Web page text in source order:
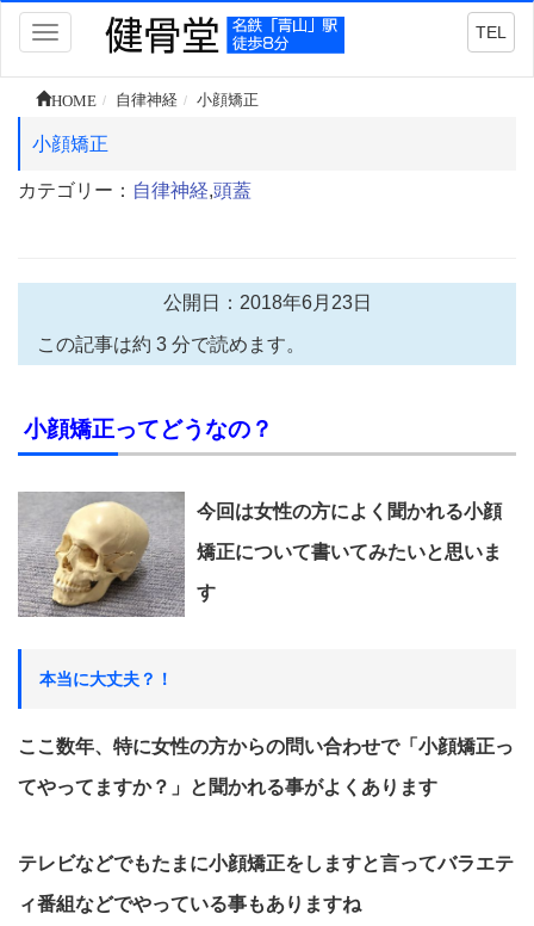
Toggle
navigation
TEL
HOME 自律神経 小顔矯正
小顔矯正
カテゴリー： 自律神経,頭蓋
公開日：2018年6月23日
この記事は約 3 分で読めます。
小顔矯正ってどうなの？
今回は女性の方によく聞かれる小顔
矯正について書いてみたいと思いま
す
本当に大丈夫？！
ここ数年、特に女性の方からの問い合わせで「小顔矯正っ
てやってますか？」と聞かれる事がよくあります
テレビなどでもたまに小顔矯正をしますと言ってバラエテ
ィ番組などでやっている事もありますね